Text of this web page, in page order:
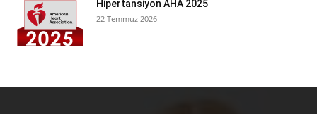
Hipertansiyon AHA 2025
22 Temmuz 2026